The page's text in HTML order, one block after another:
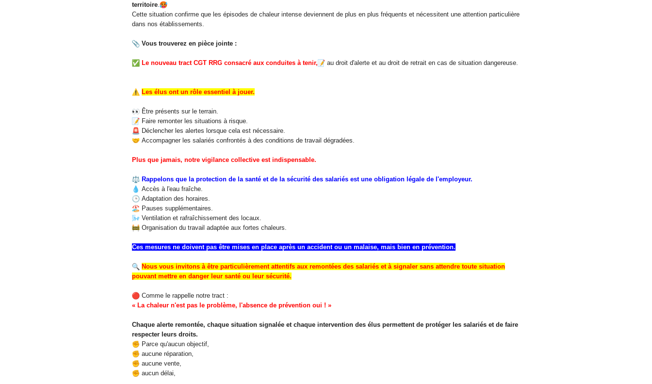
territoire
Cette situation confirme que les épisodes de chaleur intense deviennent de plus en plus fréquents et nécessitent une attention particulière
dans nos établissements.
Vous trouverez en pièce jointe :
Le nouveau tract CGT RRG consacré aux conduites à tenir, au droit d'alerte et au droit de retrait en cas de situation dangereuse.
Les élus ont un rôle essentiel à jouer.
Être présents sur le terrain.
Faire remonter les situations à risque.
Déclencher les alertes lorsque cela est nécessaire.
Accompagner les salariés confrontés à des conditions de travail dégradées.
Plus que jamais, notre vigilance collective est indispensable.
Rappelons que la protection de la santé et de la sécurité des salariés est une obligation légale de l'employeur.
Accès à l'eau fraîche.
Adaptation des horaires.
Pauses supplémentaires.
Ventilation et rafraîchissement des locaux.
Organisation du travail adaptée aux fortes chaleurs.
Ces mesures ne doivent pas être mises en place après un accident ou un malaise, mais bien en prévention.
Nous vous invitons à être particulièrement attentifs aux remontées des salariés et à signaler sans attendre toute situation
pouvant mettre en danger leur santé ou leur sécurité.
Comme le rappelle notre tract :
« La chaleur n'est pas le problème, l'absence de prévention oui ! »
Chaque alerte remontée, chaque situation signalée et chaque intervention des élus permettent de protéger les salariés et de faire
respecter leurs droits.
Parce qu'aucun objectif,
aucune réparation,
aucune vente,
aucun délai,